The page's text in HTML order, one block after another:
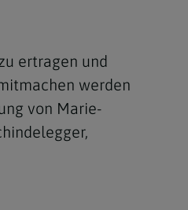
ertragen und
werden
von Marie-